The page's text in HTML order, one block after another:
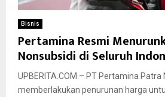
Bisnis
Pertamina Resmi
Nonsubsidi di Seluruh
UPBERITA.COM – PT Pertamina Patra
memberlakukan penurunan harga